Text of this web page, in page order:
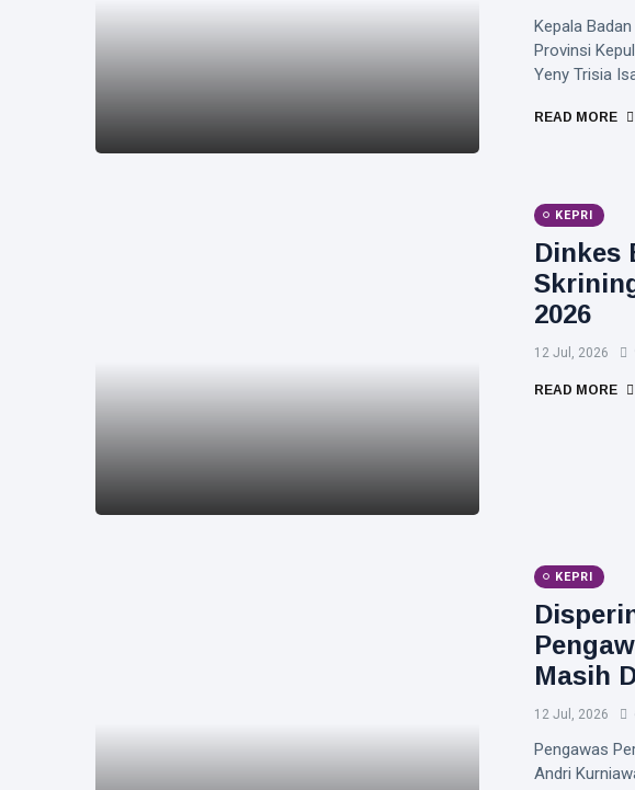
Kepala
Provinsi
Yeny Trisia
READ MORE
KEPRI
Dinkes
2026
12 Jul, 2026
READ MORE
KEPRI
Masih
12 Jul, 2026
Pengawas
Andri